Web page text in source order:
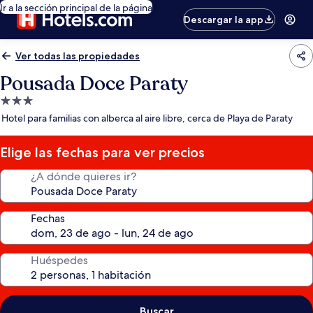
Ir a la sección principal de la página
Descargar la app
Ver todas las propiedades
Pousada Doce Paraty
Propiedad
de
estrellas
Hotel para familias con alberca al aire libre, cerca de Playa de Paraty
Elige las fechas para ver precios
¿A dónde quieres ir?
Fechas
Huéspedes